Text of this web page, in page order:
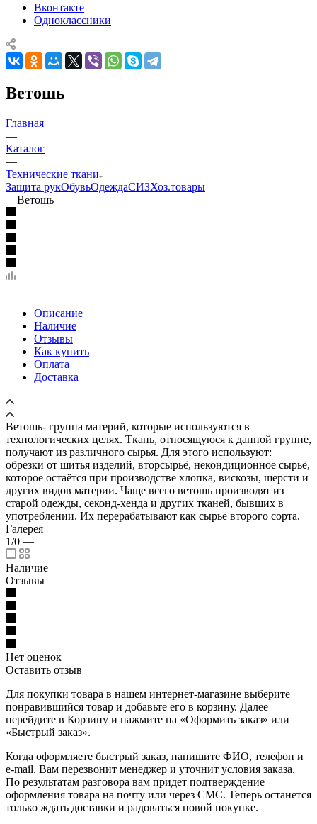
Вконтакте
Одноклассники
Ветошь
Главная
—
Каталог
—
Технические ткани
Защита рукОбувьОдеждаСИЗХоз.товары
—Ветошь
Описание
Наличие
Отзывы
Как купить
Оплата
Доставка
Ветошь- группа материй, которые используются в
технологических целях. Ткань, относящуюся к данной группе,
получают из различного сырья. Для этого используют:
обрезки от шитья изделий, вторсырьё, некондиционное сырьё,
которое остаётся при производстве хлопка, вискозы, шерсти и
других видов материи. Чаще всего ветошь производят из
старой одежды, секонд-хенда и других тканей, бывших в
употреблении. Их перерабатывают как сырьё второго сорта.
Галерея
1/0 —
Наличие
Отзывы
Нет оценок
Оставить отзыв
Для покупки товара в нашем интернет-магазине выберите
понравившийся товар и добавьте его в корзину. Далее
перейдите в Корзину и нажмите на «Оформить заказ» или
«Быстрый заказ».
Когда оформляете быстрый заказ, напишите ФИО, телефон и
e-mail. Вам перезвонит менеджер и уточнит условия заказа.
По результатам разговора вам придет подтверждение
оформления товара на почту или через СМС. Теперь останется
только ждать доставки и радоваться новой покупке.